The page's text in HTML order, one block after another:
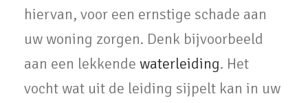
hiervan, voor een ernstige schade aan
uw woning zorgen. Denk bijvoorbeeld
aan een lekkende waterleiding. Het
vocht wat uit de leiding sijpelt kan in uw